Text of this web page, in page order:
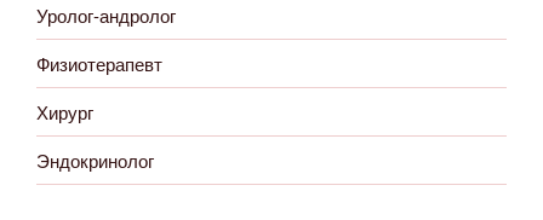
Уролог-андролог
Физиотерапевт
Хирург
Эндокринолог